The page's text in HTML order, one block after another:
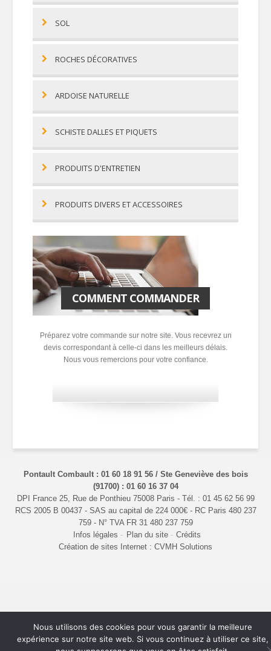
SOL
ROCHES DÉCORATIVES
ARDOISE NATURELLE
SCHISTE DALLES ET PIQUETS
PRODUITS D'ENTRETIEN
PRODUITS DIVERS ET ACCESSOIRES
COMMENT COMMANDER
Préparez votre commande sur notre site. Vous recevrez un
devis correspondant à celle-ci dans les meilleurs délais.
Nous vous remercions pour votre confiance.
Pontault Combault : 01 60 18 91 56 / Ste Geneviève des bois
(91700) : 01 60 16 37 04
DPI France 25, Rue de Ponthieu 75008 Paris - Tél. : 01 45 62 56 99
RCS 2005 B 00437 - SAS au capital de 224 000€ - RC Paris 480 237
759 - N° TVA FR 31 480 237 759
Infos légales
Plan du site
Crédits
Création de sites Internet : CVMH Solutions
Nous utilisons des cookies pour vous garantir la meilleure
expérience sur notre site web. Si vous continuez à utiliser ce site,